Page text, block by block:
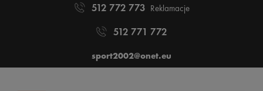
512 772 773 Reklamacje
512 771 772
sport2002@onet.eu